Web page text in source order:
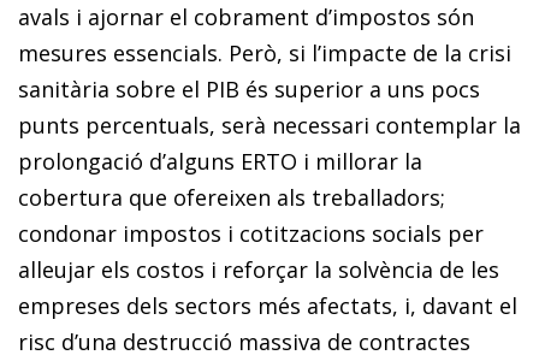
avals i ajornar el cobrament d’impostos són
mesures essencials. Però, si l’impacte de la crisi
sanitària sobre el PIB és superior a uns pocs
punts percentuals, serà necessari contemplar la
prolongació d’alguns ERTO i millorar la
cobertura que ofereixen als treballadors;
condonar impostos i cotitzacions socials per
alleujar els costos i reforçar la solvència de les
empreses dels sectors més afectats, i, davant el
risc d’una destrucció massiva de contractes